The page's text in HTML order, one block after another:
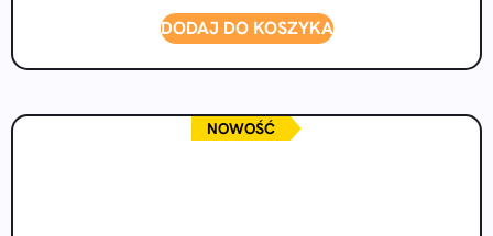
DODAJ DO KOSZYKA
NOWOŚĆ